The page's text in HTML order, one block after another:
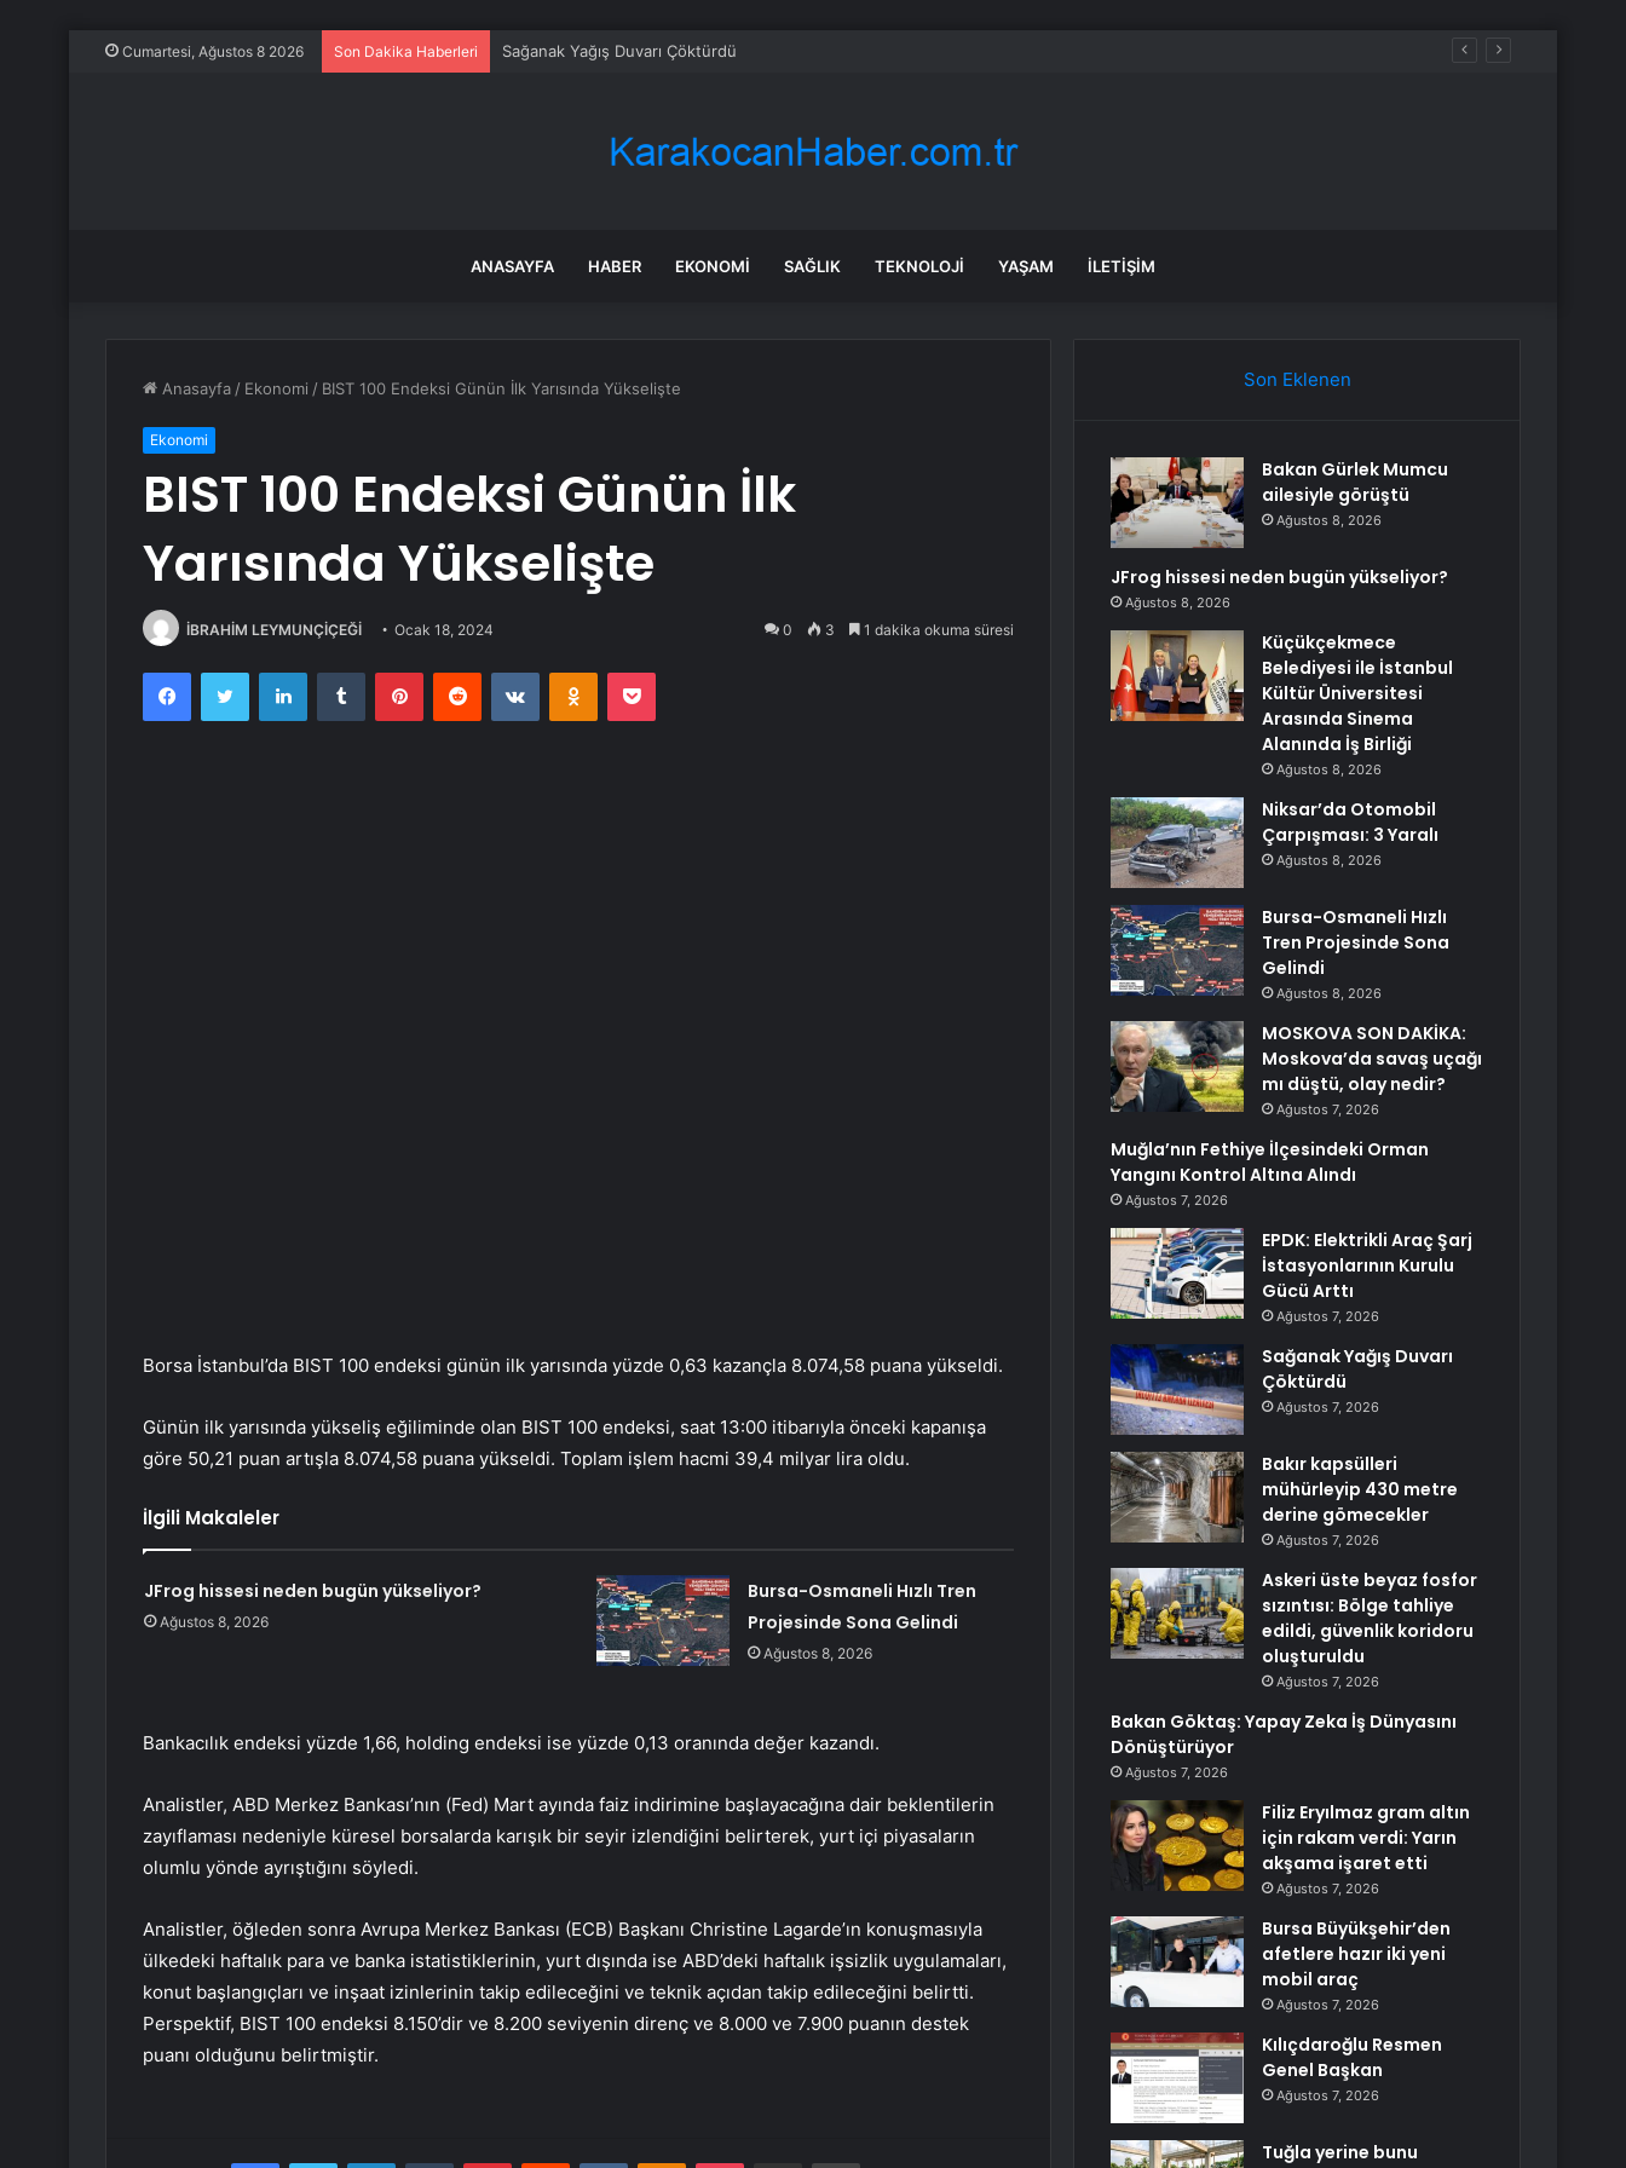
Cumartesi, Ağustos 8 2026 Son Dakika Haberleri Sağanak Yağış Duvarı Çöktürdü
ANASAYFA HABER EKONOMI SAĞLIK TEKNOLOJI YAŞAM İLETIŞIM
Anasayfa / Ekonomi / BIST 100 Endeksi Günün İlk Yarısında Yükselişte
Ekonomi
BIST 100 Endeksi Günün İlk
Yarısında Yükselişte
İBRAHİM LEYMUNÇİÇEĞİ Ocak 18, 2024 0 3 1 dakika okuma süresi
FacebookTwitter LinkedInTumblr PinterestReddit VKontakteOdnoklassniki
Pocket
Borsa İstanbul’da BIST 100 endeksi günün ilk yarısında yüzde 0,63 kazançla 8.074,58 puana yükseldi.
Günün ilk yarısında yükseliş eğiliminde olan BIST 100 endeksi, saat 13:00 itibarıyla önceki kapanışa
göre 50,21 puan artışla 8.074,58 puana yükseldi. Toplam işlem hacmi 39,4 milyar lira oldu.
İlgili Makaleler
JFrog hissesi neden bugün yükseliyor?
Ağustos 8, 2026
Bursa-Osmaneli Hızlı Tren
Projesinde Sona Gelindi
Ağustos 8, 2026
Bankacılık endeksi yüzde 1,66, holding endeksi ise yüzde 0,13 oranında değer kazandı.
Analistler, ABD Merkez Bankası’nın (Fed) Mart ayında faiz indirimine başlayacağına dair beklentilerin
zayıflaması nedeniyle küresel borsalarda karışık bir seyir izlendiğini belirterek, yurt içi piyasaların
olumlu yönde ayrıştığını söyledi.
Analistler, öğleden sonra Avrupa Merkez Bankası (ECB) Başkanı Christine Lagarde’ın konuşmasıyla
ülkedeki haftalık para ve banka istatistiklerinin, yurt dışında ise ABD’deki haftalık işsizlik uygulamaları,
konut başlangıçları ve inşaat izinlerinin takip edileceğini ve teknik açıdan takip edileceğini belirtti.
Perspektif, BIST 100 endeksi 8.150’dir ve 8.200 seviyenin direnç ve 8.000 ve 7.900 puanın destek
puanı olduğunu belirtmiştir.
FacebookTwitter LinkedInTumblr PinterestReddit VKontakteOdnoklassniki
Pocket E-Posta ile paylaş Yazdır
Son Eklenen
Bakan Gürlek Mumcu
ailesiyle görüştü
Ağustos 8, 2026
JFrog hissesi neden bugün yükseliyor?
Ağustos 8, 2026
Küçükçekmece
Belediyesi ile İstanbul
Kültür Üniversitesi
Arasında Sinema
Alanında İş Birliği
Ağustos 8, 2026
Niksar’da Otomobil
Çarpışması: 3 Yaralı
Ağustos 8, 2026
Bursa-Osmaneli Hızlı
Tren Projesinde Sona
Gelindi
Ağustos 8, 2026
MOSKOVA SON DAKİKA:
Moskova’da savaş uçağı
mı düştü, olay nedir?
Ağustos 7, 2026
Muğla’nın Fethiye İlçesindeki Orman
Yangını Kontrol Altına Alındı
Ağustos 7, 2026
EPDK: Elektrikli Araç Şarj
İstasyonlarının Kurulu
Gücü Arttı
Ağustos 7, 2026
Sağanak Yağış Duvarı
Çöktürdü
Ağustos 7, 2026
Bakır kapsülleri
mühürleyip 430 metre
derine gömecekler
Ağustos 7, 2026
Askeri üste beyaz fosfor
sızıntısı: Bölge tahliye
edildi, güvenlik koridoru
oluşturuldu
Ağustos 7, 2026
Bakan Göktaş: Yapay Zeka İş Dünyasını
Dönüştürüyor
Ağustos 7, 2026
Filiz Eryılmaz gram altın
için rakam verdi: Yarın
akşama işaret etti
Ağustos 7, 2026
Bursa Büyükşehir’den
afetlere hazır iki yeni
mobil araç
Ağustos 7, 2026
Kılıçdaroğlu Resmen
Genel Başkan
Ağustos 7, 2026
Tuğla yerine bunu